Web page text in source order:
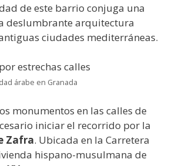
de este barrio conjuga una
deslumbrante arquitectura
ciudades mediterráneas.
árabe en Granada
monumentos en las calles de
iniciar el recorrido por la
Zafra. Ubicada en la Carretera
hispano-musulmana de